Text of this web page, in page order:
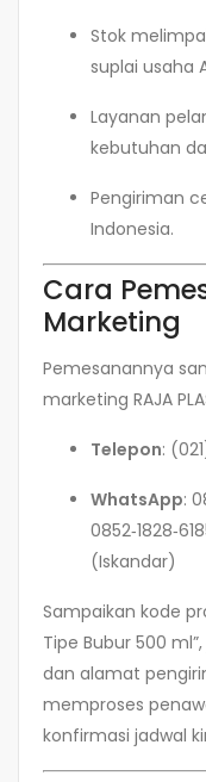
Stok
suplai usaha
Layanan
kebutuhan
Pengiriman
Indonesia.
Cara
Marketing
Pemesanannya
marketing RAJA
Telepon:
WhatsApp:
(Iskandar)
Sampaikan kode
Tipe Bubur 500
dan alamat
memproses
konfirmasi jadwal